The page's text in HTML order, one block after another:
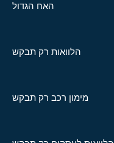
האח הגדול
הלוואות רק תבקש
מימון רכב רק תבקש